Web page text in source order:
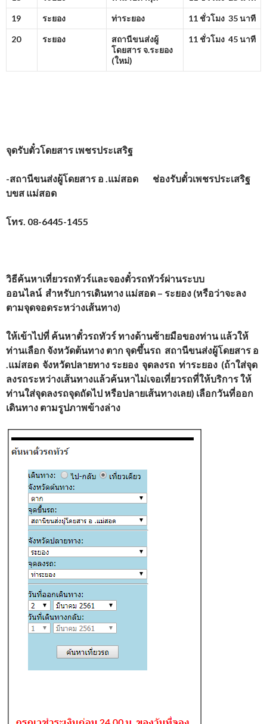
19 ระยอง ท่าระยอง 11 ชั่วโมง 35 นาที
20 ระยอง
สถานีขนส่งผู้
โดยสาร จ.ระยอง
(ใหม่)
11 ชั่วโมง 45 นาที
จุดรับตั๋วโดยสาร เพชรประเสริฐ
-สถานีขนส่งผู้โดยสาร อ .แม่สอด ช่องรับตั๋วเพชรประเสริฐ
บขส แม่สอด
โทร. 08-6445-1455
วิธีค้นหาเที่ยวรถทัวร์และจองตั๋วรถทัวร์ผ่านระบบ
ออนไลน์สำหรับการเดินทาง แม่สอด – ระยอง (หรือว่าจะลง
ตามจุดจอดระหว่างเส้นทาง)
ให้เข้าไปที่ ค้นหาตั๋วรถทัวร์ ทางด้านซ้ายมือของท่าน แล้วให้
ท่านเลือก จังหวัดต้นทาง ตาก จุดขึ้นรถ สถานีขนส่งผู้โดยสาร อ
.แม่สอด จังหวัดปลายทาง ระยอง จุดลงรถ ท่าระยอง (ถ้าใส่จุด
ลงรถระหว่างเส้นทางแล้วค้นหาไม่เจอเที่ยวรถที่ให้บริการ ให้
ท่านใส่จุดลงรถจุดถัดไป หรือปลายเส้นทางเลย) เลือกวันที่ออก
เดินทาง ตามรูปภาพข้างล่าง